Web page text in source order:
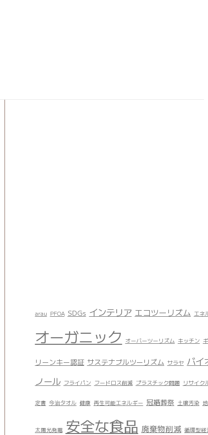
arau PFOA SDGs インテリア エコツーリズム エネ
オーガニック オーバーツーリズム キッチン
リーンキー認証 サステナブルツーリズム サラヤ バイ
ノール フライパン フードロス削減 プラスチック問題 リサイク
定書 今治タオル 健康 再生可能エネルギー 冠婚葬祭 土壌汚染
太陽光発電 安全な食品 廃棄物削減 循環型経